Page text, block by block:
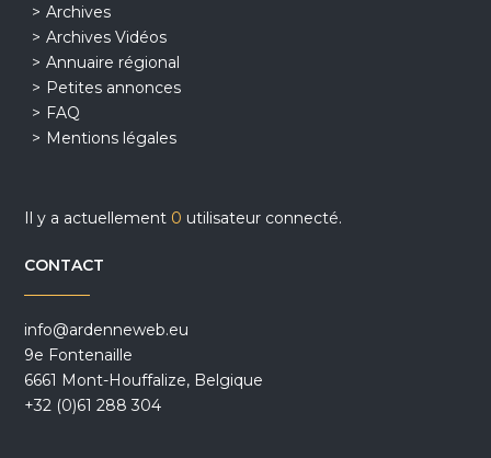
Archives
Archives Vidéos
Annuaire régional
Petites annonces
FAQ
Mentions légales
Il y a actuellement 0 utilisateur connecté.
CONTACT
info@ardenneweb.eu
9e Fontenaille
6661 Mont-Houffalize, Belgique
+32 (0)61 288 304